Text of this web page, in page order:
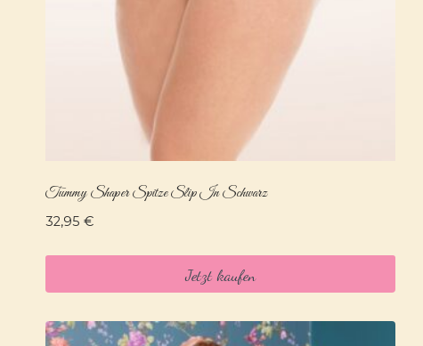
Tummy Shaper Spitze Slip In Schwarz
32,95 €
Jetzt kaufen